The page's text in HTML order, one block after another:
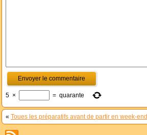
5 × = quarante
« Toues les préparatifs avant de partir en week-end